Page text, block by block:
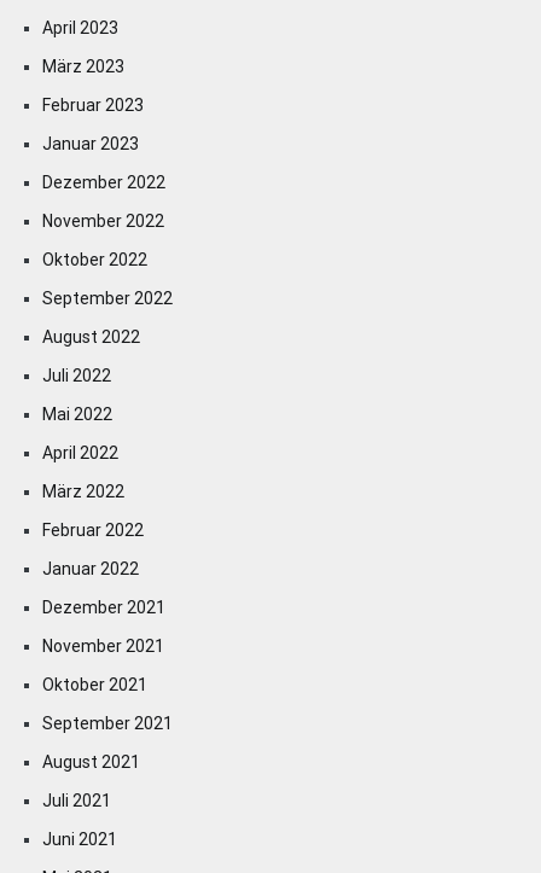
April 2023
März 2023
Februar 2023
Januar 2023
Dezember 2022
November 2022
Oktober 2022
September 2022
August 2022
Juli 2022
Mai 2022
April 2022
März 2022
Februar 2022
Januar 2022
Dezember 2021
November 2021
Oktober 2021
September 2021
August 2021
Juli 2021
Juni 2021